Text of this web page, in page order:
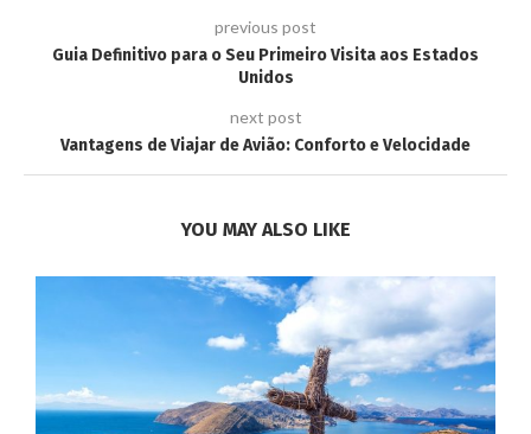
previous post
Guia Definitivo para o Seu Primeiro Visita aos Estados
Unidos
next post
Vantagens de Viajar de Avião: Conforto e Velocidade
YOU MAY ALSO LIKE